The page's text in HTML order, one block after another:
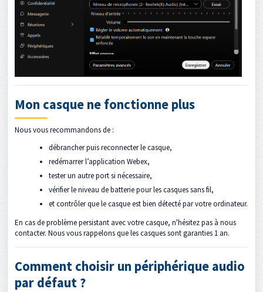
Mon casque ne fonctionne plus
Nous vous recommandons de :
débrancher puis reconnecter le casque,
redémarrer l’application Webex,
tester un autre port si nécessaire,
vérifier le niveau de batterie pour les casques sans fil,
et contrôler que le casque est bien détecté par votre ordinateur.
En cas de problème persistant avec votre casque, n'hésitez pas à nous
contacter. Nous vous rappelons que les casques sont garanties 1 an.
Comment choisir un périphérique audio
par défaut ?